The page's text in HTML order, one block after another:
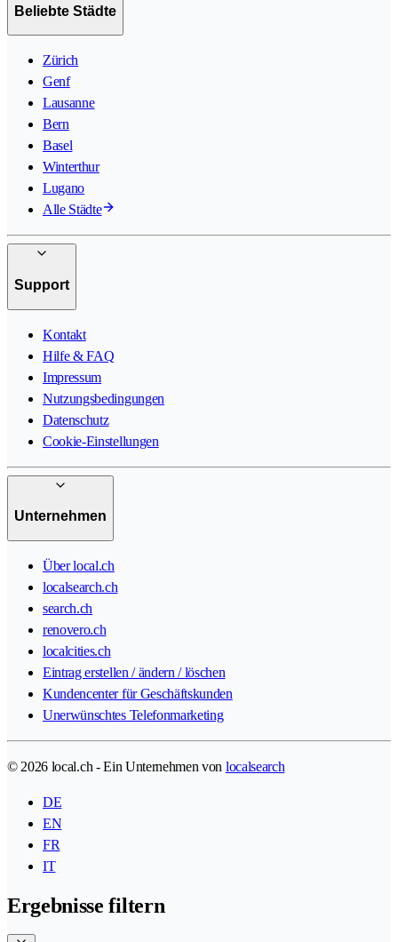
Beliebte Städte
Zürich
Genf
Lausanne
Bern
Basel
Winterthur
Lugano
Alle Städte
Support
Kontakt
Hilfe & FAQ
Impressum
Nutzungsbedingungen
Datenschutz
Cookie-Einstellungen
Unternehmen
Über local.ch
localsearch.ch
search.ch
renovero.ch
localcities.ch
Eintrag erstellen / ändern / löschen
Kundencenter für Geschäftskunden
Unerwünschtes Telefonmarketing
© 2026 local.ch - Ein Unternehmen von localsearch
DE
EN
FR
IT
Ergebnisse filtern